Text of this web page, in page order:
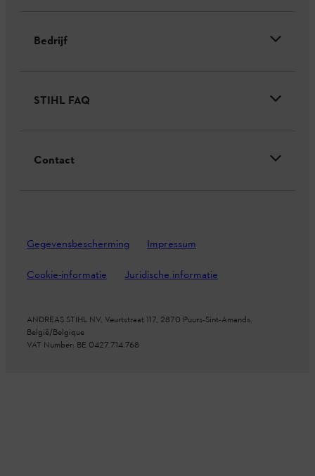
Bedrijf
STIHL FAQ
Contact
Gegevensbescherming Impressum
Cookie-informatie Juridische informatie
ANDREAS STIHL NV, Veurtstraat 117, 2870 Puurs-Sint-Amands,
België/Belgique
VAT Number: BE 0427.714.768